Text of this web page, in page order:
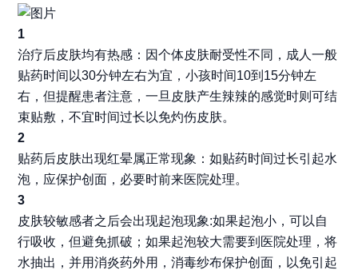
1
治疗后皮肤均有热感：因个体皮肤耐受性不同，成人一般
贴药时间以30分钟左右为宜，小孩时间10到15分钟左
右，但提醒患者注意，一旦皮肤产生辣辣的感觉时则可结
束贴敷，不宜时间过长以免灼伤皮肤。
2
贴药后皮肤出现红晕属正常现象：如贴药时间过长引起水
泡，应保护创面，必要时前来医院处理。
3
皮肤较敏感者之后会出现起泡现象:如果起泡小，可以自
行吸收，但避免抓破；如果起泡较大需要到医院处理，将
水抽出，并用消炎药外用，消毒纱布保护创面，以免引起